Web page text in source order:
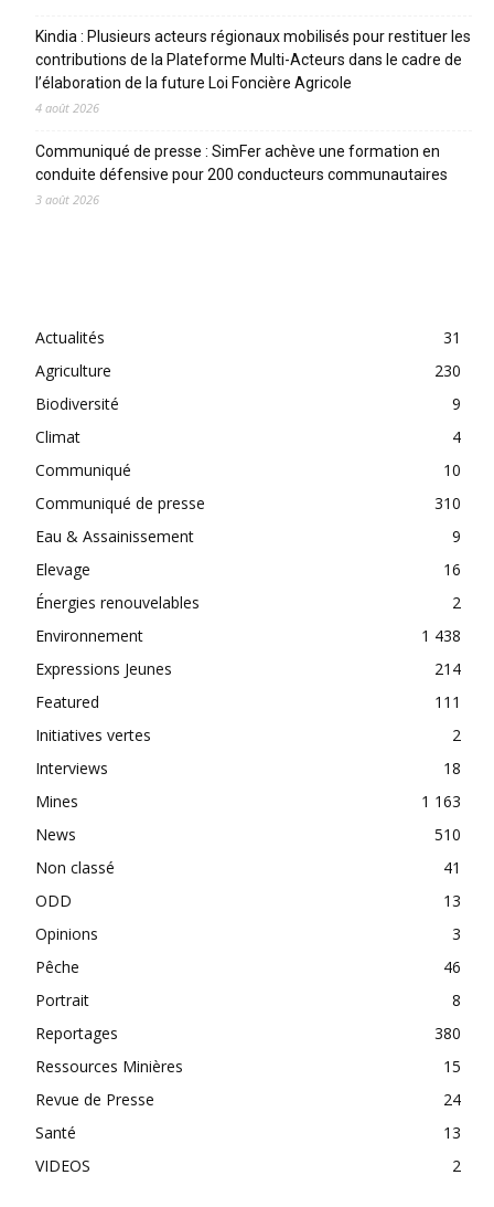
Kindia : Plusieurs acteurs régionaux mobilisés pour restituer les
contributions de la Plateforme Multi-Acteurs dans le cadre de
l’élaboration de la future Loi Foncière Agricole
4 août 2026
Communiqué de presse : SimFer achève une formation en
conduite défensive pour 200 conducteurs communautaires
3 août 2026
Actualités
31
Agriculture
230
Biodiversité
9
Climat
4
Communiqué
10
Communiqué de presse
310
Eau & Assainissement
9
Elevage
16
Énergies renouvelables
2
Environnement
1 438
Expressions Jeunes
214
Featured
111
Initiatives vertes
2
Interviews
18
Mines
1 163
News
510
Non classé
41
ODD
13
Opinions
3
Pêche
46
Portrait
8
Reportages
380
Ressources Minières
15
Revue de Presse
24
Santé
13
VIDEOS
2